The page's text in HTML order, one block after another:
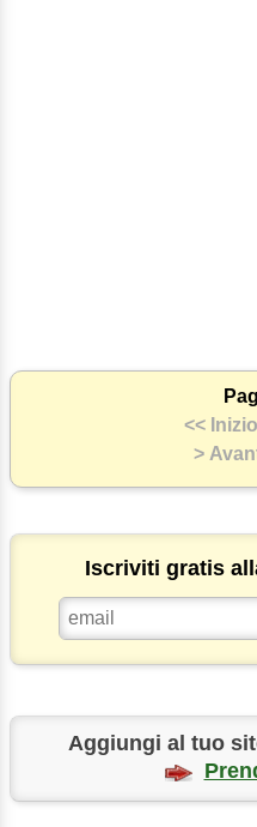
<< Inizio
>
Iscriviti gratis
Aggiungi al tuo